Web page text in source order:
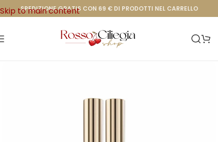
Skip to main content
SPEDIZIONE GRATIS CON 69 € DI PRODOTTI NEL CARRELLO